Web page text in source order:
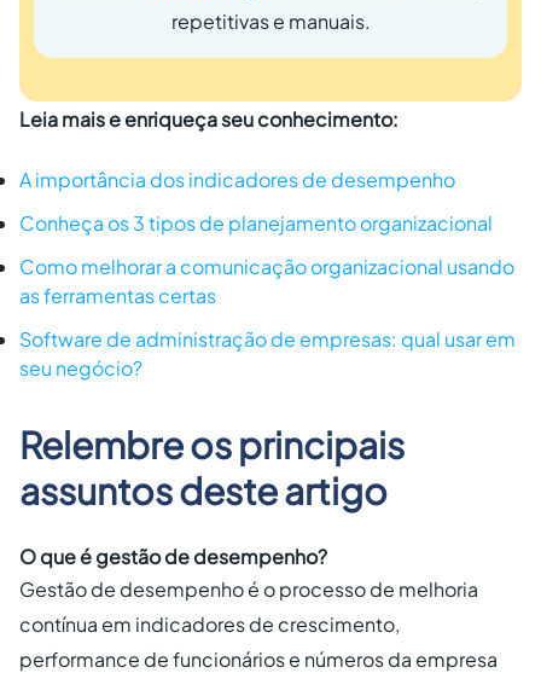
repetitivas e manuais.
Leia mais e enriqueça seu conhecimento:
A importância dos indicadores de desempenho
Conheça os 3 tipos de planejamento organizacional
Como melhorar a comunicação organizacional usando
as ferramentas certas
Software de administração de empresas: qual usar em
seu negócio?
Relembre os principais
assuntos deste artigo
O que é gestão de desempenho?
Gestão de desempenho é o processo de melhoria
contínua em indicadores de crescimento,
performance de funcionários e números da empresa